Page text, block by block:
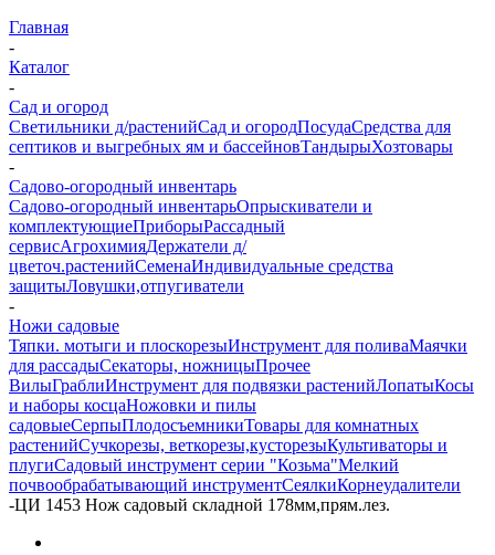
Главная
-
Каталог
-
Сад и огород
Светильники д/растенийСад и огородПосудаСредства для
септиков и выгребных ям и бассейновТандырыХозтовары
-
Садово-огородный инвентарь
Садово-огородный инвентарьОпрыскиватели и
комплектующиеПриборыРассадный
сервисАгрохимияДержатели д/
цветоч.растенийСеменаИндивидуальные средства
защитыЛовушки,отпугиватели
-
Ножи садовые
Тяпки. мотыги и плоскорезыИнструмент для поливаМаячки
для рассадыСекаторы, ножницыПрочее
ВилыГраблиИнструмент для подвязки растенийЛопатыКосы
и наборы косцаНожовки и пилы
садовыеСерпыПлодосъемникиТовары для комнатных
растенийСучкорезы, веткорезы,кусторезыКультиваторы и
плугиСадовый инструмент серии "Козьма"Мелкий
почвообрабатывающий инструментСеялкиКорнеудалители
-ЦИ 1453 Нож садовый складной 178мм,прям.лез.